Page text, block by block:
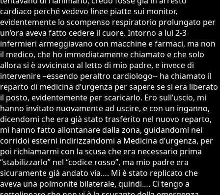
cardiaco perché vedevo linee piatte sui monitor,
evidentemente lo scompenso respiratorio prolungato per
un’ora aveva fatto cedere il cuore. Intorno a lui 2-3
infermieri armeggiavano con macchine e farmaci, ma non
il medico, che ho immediatamente chiamato e che solo
allora si è avvicinato al letto di mio padre, e invece di
intervenire –essendo peraltro cardiologo-- ha chiamato il
reparto di medicina d’urgenza per sapere se si era liberato
il posto, evidentemente per scaricarlo. Ero sull’uscio, mi
hanno invitato nuovamente ad uscire, e con un inganno,
dicendomi che era già stato trasferito nel nuovo reparto,
mi hanno fatto allontanare dalla zona, guidandomi nei
corridoi esterni indirizzandomi a Medicina d’urgenza, per
poi richiamarmi con la scusa che era necessario prima
“stabilizzarlo” nel “codice rosso”, ma mio padre era
sicuramente già andato via…. Mi è stato replicato che
aveva una polmonite bilaterale, quindi…. Ci tengo a